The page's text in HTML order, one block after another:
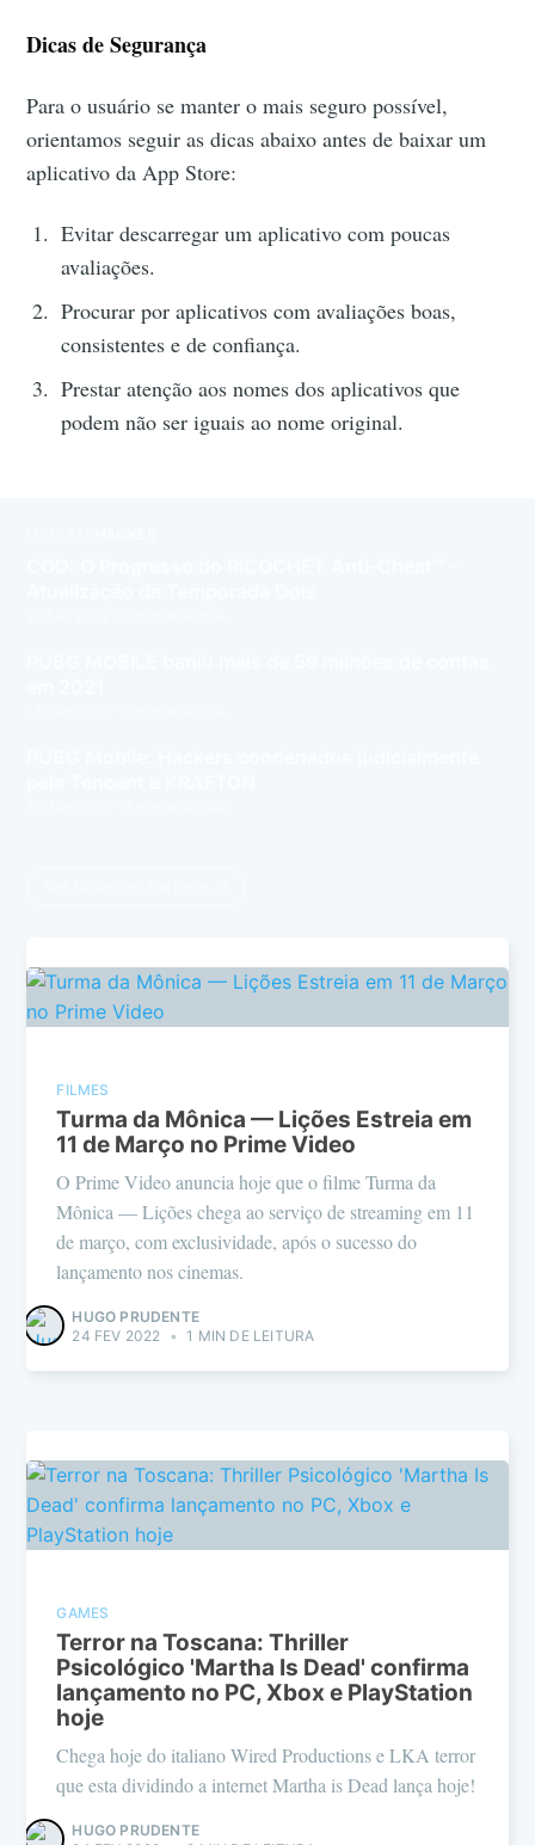
Dicas de Segurança
Para o usuário se manter o mais seguro possível,
orientamos seguir as dicas abaixo antes de baixar um
aplicativo da App Store:
Evitar descarregar um aplicativo com poucas
avaliações.
Procurar por aplicativos com avaliações boas,
consistentes e de confiança.
Prestar atenção aos nomes dos aplicativos que
podem não ser iguais ao nome original.
FILMES
Turma da Mônica — Lições Estreia em
11 de Março no Prime Video
O Prime Video anuncia hoje que o filme Turma da
Mônica — Lições chega ao serviço de streaming em 11
de março, com exclusividade, após o sucesso do
lançamento nos cinemas.
HUGO PRUDENTE
24 FEV 2022 • 1 MIN DE LEITURA
GAMES
Terror na Toscana: Thriller
Psicológico 'Martha Is Dead' confirma
lançamento no PC, Xbox e PlayStation
hoje
Chega hoje do italiano Wired Productions e LKA terror
que esta dividindo a internet Martha is Dead lança hoje!
HUGO PRUDENTE